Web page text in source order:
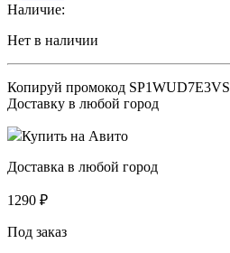
Наличие:
Нет в наличии
Копируй промокод SP1WUD7E3VS
Доставку в любой город
Купить на Авито
Доставка в любой город
1290 ₽
Под заказ